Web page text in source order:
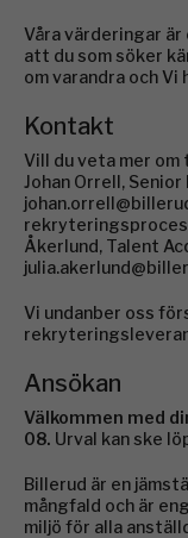
Våra värderingar
att du som söker
om varandra och Vi
Kontakt
Vill du veta mer
Johan Orrell,
Åkerlund, Talent
Vi undanber oss
Ansökan
Välkommen med
08. Urval kan ske
Billerud är en
mångfald och är
miljö för alla